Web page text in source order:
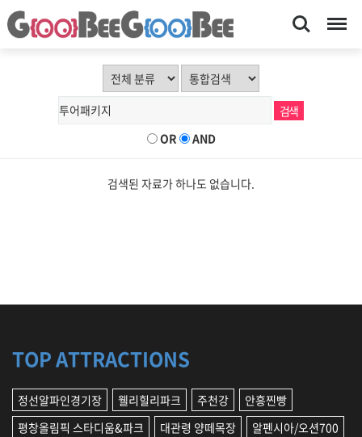
Search Menu
OR AND
검색된 자료가 하나도 없습니다.
TOP ATTRACTIONS
정선알파인경기장 웰리힐리파크 주천강
안흥찐빵
평창올림픽 스타디움&파크
대관령 양떼목장
알펜시아/오션700